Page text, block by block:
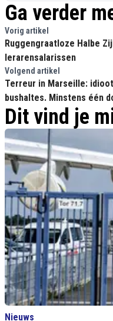
Ga verder
Vorig artikel
Ruggengraatloze Halbe
lerarensalarissen
Volgend artikel
Terreur in Marseille:
bushaltes. Minstens één
Dit vind je
Nieuws